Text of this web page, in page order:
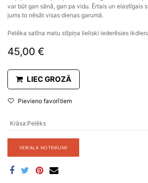
var būt gan sānā, gan pa vidu. Ērtais un elastīgais
jums to nēsāt visas dienas garumā.
Pelēka satīna matu stīpiņa lieliski iederēsies
45,00 €
LIEC GROZĀ
Pievieno favorītiem
Krāsa:Pelēks
VEIKALA NOTEIKUMI